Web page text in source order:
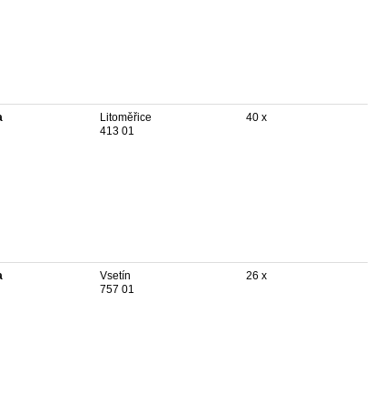
Litoměřice
413 01
40 x
Vsetín
757 01
26 x